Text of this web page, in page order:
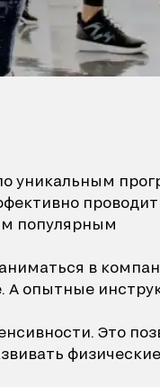
уникальным
популярным
в
А опытные
Это
физические